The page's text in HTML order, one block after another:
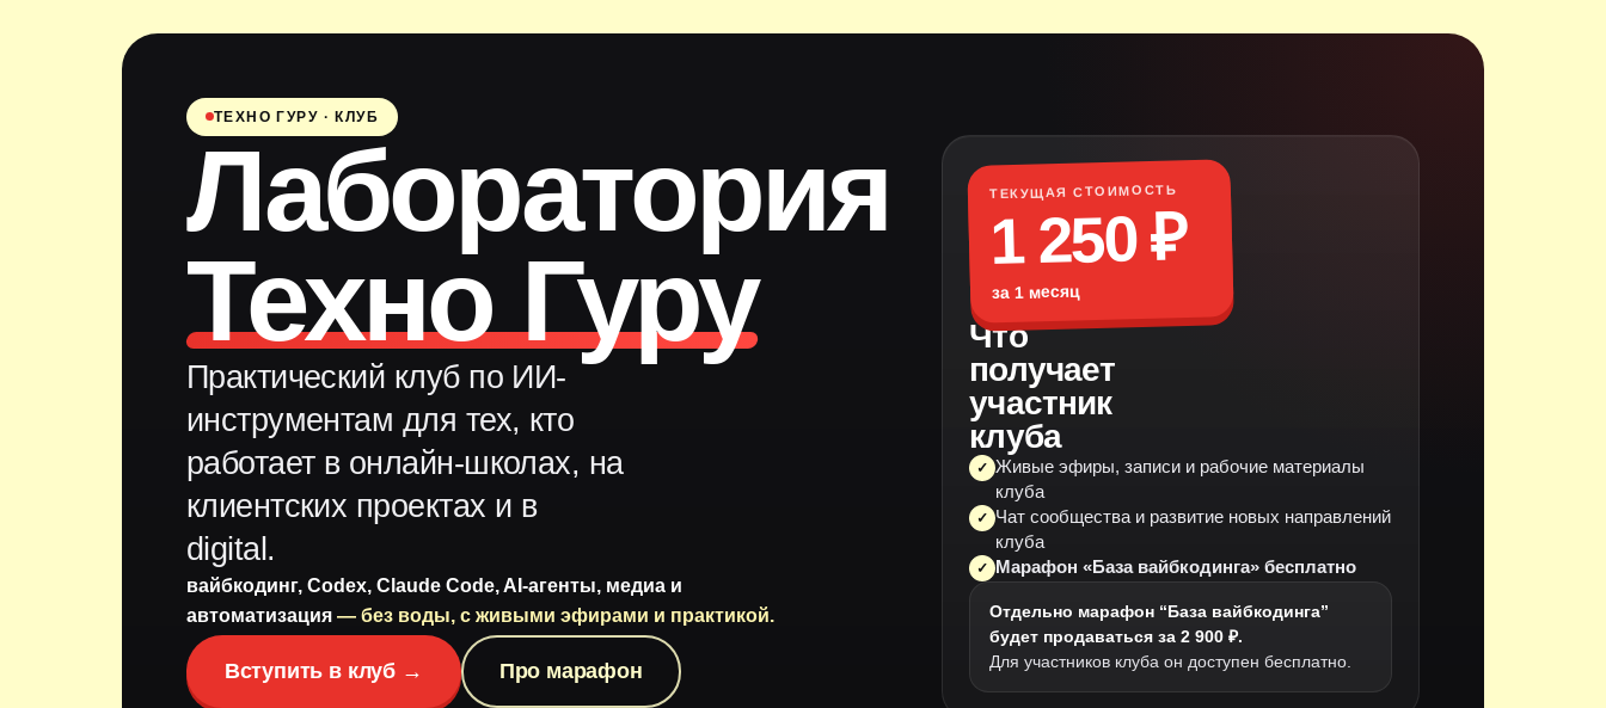
ТЕХНО ГУРУ · КЛУБ
Лаборатория
Техно Гуру
Практический клуб по ИИ-
инструментам для тех, кто
работает в онлайн-школах, на
клиентских проектах и в
digital.
вайбкодинг, Codex, Claude Code, AI-агенты, медиа и
автоматизация— без воды, с живыми эфирами и практикой.
Вступить в клуб → Про марафон
ТЕКУЩАЯ СТОИМОСТЬ
1 250 ₽
за 1 месяц
Что
получает
участник
клуба
✓ Живые эфиры, записи и рабочие материалы
клуба
✓ Чат сообщества и развитие новых направлений
клуба
✓ Марафон «База вайбкодинга» бесплатно
Отдельно марафон “База вайбкодинга”
будет продаваться за 2 900 ₽.
Для участников клуба он доступен бесплатно.